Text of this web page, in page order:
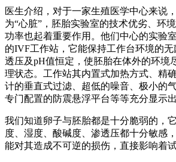
医生介绍，对于一家生殖医学中心来说
为“心脏”，胚胎实验室的技术优劣、环
功率也起着重要作用。他们中心的实验
的IVF工作站，它能保持工作台环境的
透压及pH值恒定，使胚胎在体外的环境
理状态。工作站其内置式加热方式、精
计的垂直式过滤、超低的噪音、极小的
专门配置的防震悬浮平台等等充分显示出
我们知道卵子与胚胎都是十分脆弱的，
度、湿度、酸碱度、渗透压都十分敏感
能对其造成不可逆的损伤，直接影响着